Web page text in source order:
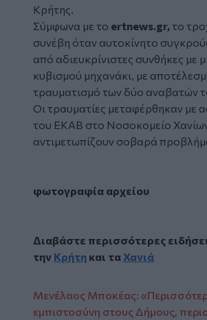
Κρήτης.
Σύμφωνα με το ertnews.gr,το
συνέβη όταν αυτοκίνητο
από αδιευκρίνιστες συνθήκες με
κυβισμού μηχανάκι, με
τραυματισμό των δύο αναβατών
Οι τραυματίες μεταφέρθηκαν με
του ΕΚΑΒ στο Νοσοκομείο
αντιμετωπίζουν σοβαρά
φωτογραφία αρχείου
Διαβάστε περισσότερες
την Κρήτη και τα Χανιά
Μενέλαος Μποκέας:
εμπιστοσύνη στους Δήμους,